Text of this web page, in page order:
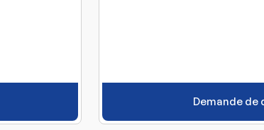
Demande de